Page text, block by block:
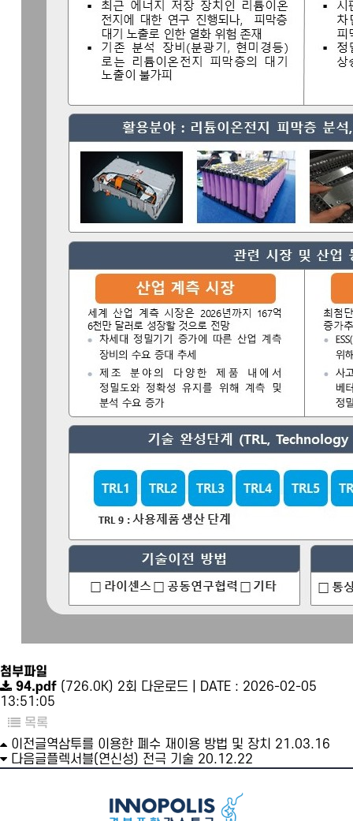
첨부파일
94.pdf (726.0K) 2회 다운로드 | DATE : 2026-02-05
13:51:05
목록
이전글역삼투를 이용한 폐수 재이용 방법 및 장치
21.03.16
다음글플렉서블(연신성) 전극 기술 20.12.22